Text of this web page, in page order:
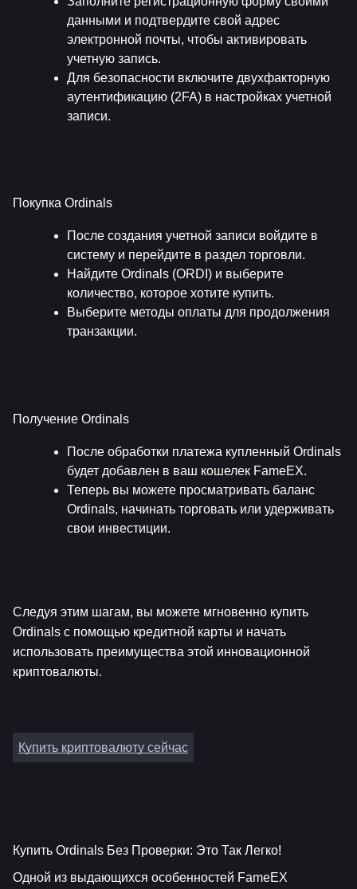
данными и подтвердите свой адрес
электронной почты, чтобы активировать
учетную запись.
Для безопасности включите двухфакторную
аутентификацию (2FA) в настройках учетной
записи.
Покупка Ordinals
После создания учетной записи войдите в
систему и перейдите в раздел торговли.
Найдите Ordinals (ORDI) и выберите
количество, которое хотите купить.
Выберите методы оплаты для продолжения
транзакции.
Получение Ordinals
После обработки платежа купленный Ordinals
будет добавлен в ваш кошелек FameEX.
Теперь вы можете просматривать баланс
Ordinals, начинать торговать или удерживать
свои инвестиции.
Следуя этим шагам, вы можете мгновенно купить
Ordinals с помощью кредитной карты и начать
использовать преимущества этой инновационной
криптовалюты.
Купить криптовалюту сейчас
Купить Ordinals Без Проверки: Это Так Легко!
Одной из выдающихся особенностей FameEX